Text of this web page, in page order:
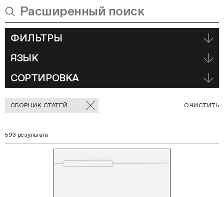
ФИЛЬТРЫ
ЯЗЫК
СОРТИРОВКА
Отмеченные
фильтры
СБОРНИК СТАТЕЙ ОЧИСТИТЬ
593 результата